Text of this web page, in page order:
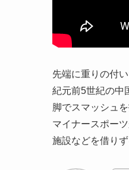
先端に重りの付
紀元前5世紀の中
脚でスマッシュ
マイナースポー
施設などを借り